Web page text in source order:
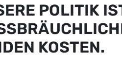
POLITIK
KOSTEN.